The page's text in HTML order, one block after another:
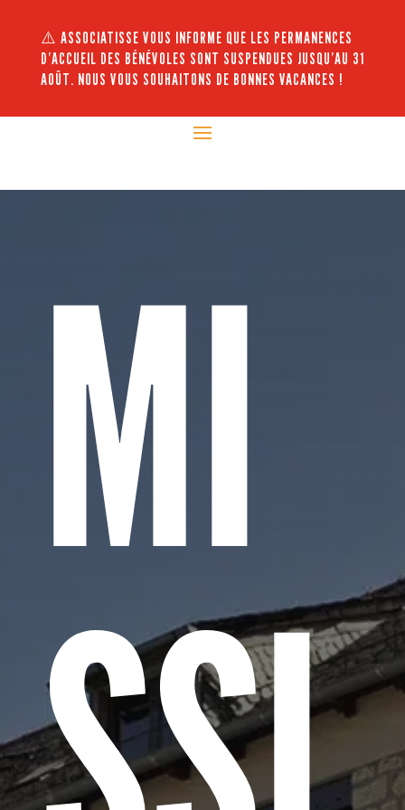
⚠️ ASSOCIATISSE VOUS INFORME QUE LES PERMANENCES
D’ACCUEIL DES BÉNÉVOLES SONT SUSPENDUES JUSQU’AU 31
AOÛT. NOUS VOUS SOUHAITONS DE BONNES VACANCES !
MI